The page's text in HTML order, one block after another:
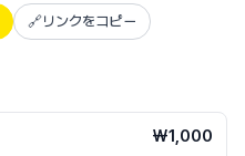
🔗リンクをコピー
₩1,000